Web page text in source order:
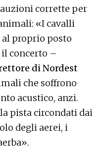
corrette per
«I cavalli
proprio posto
il concerto –
di Nordest
che soffrono
acustico, anzi.
pista circondati dai
degli aerei, i